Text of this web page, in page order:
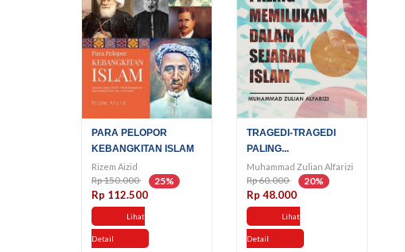
PARA PELOPOR
KEBANGKITAN ISLAM
Rizem Aizid
Rp 150.000 25%
Rp 112.500
Lihat
Detail
TRAGEDI-TRAGEDI
PALING...
Muhammad Zulian Alfarizi
Rp 60.000 20%
Rp 48.000
Lihat
Detail